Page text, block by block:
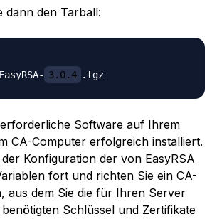
dann den Tarball:
3.0.4
Software auf Ihrem
CA-Computer erfolgreich installiert.
Konfiguration der von EasyRSA
fort und richten Sie ein CA-
aus dem Sie die für Ihren Server
benötigten Schlüssel und Zertifikate